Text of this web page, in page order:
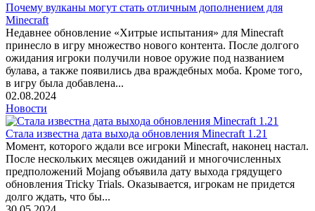
Почему вулканы могут стать отличным дополнением для
Minecraft
Недавнее обновление «Хитрые испытания» для Minecraft
принесло в игру множество нового контента. После долгого
ожидания игроки получили новое оружие под названием
булава, а также появились два враждебных моба. Кроме того,
в игру была добавлена...
02.08.2024
Новости
Стала известна дата выхода обновления Minecraft 1.21
Момент, которого ждали все игроки Minecraft, наконец настал.
После нескольких месяцев ожиданий и многочисленных
предположений Mojang объявила дату выхода грядущего
обновления Tricky Trials. Оказывается, игрокам не придется
долго ждать, что бы...